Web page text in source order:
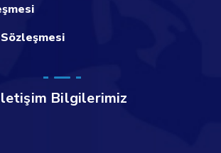
Bilgilerimiz